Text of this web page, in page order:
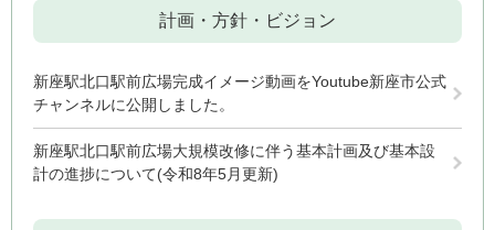
計画・方針・ビジョン
新座駅北口駅前広場完成イメージ動画をYoutube新座市公式
チャンネルに公開しました。
新座駅北口駅前広場大規模改修に伴う基本計画及び基本設
計の進捗について(令和8年5月更新)